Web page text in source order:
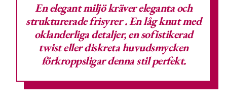
En elegant miljö krävereleganta och
strukturerade frisyrer. En låg knut med
oklanderliga detaljer, en sofistikerad
twist eller diskreta huvudsmycken
förkroppsligar denna stil perfekt.